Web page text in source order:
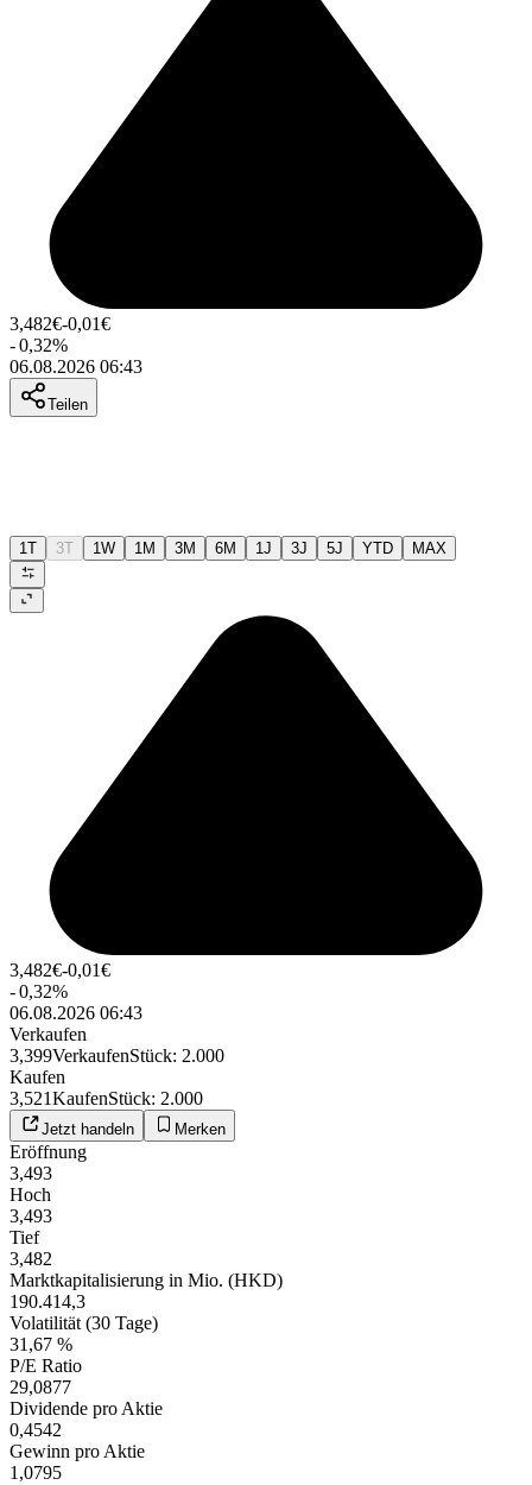
3,482€-0,01€
-0,32%
06.08.2026 06:43
Teilen
1T 3T 1W 1M 3M 6M 1J 3J 5J YTD MAX
3,482€-0,01€
-0,32%
06.08.2026 06:43
Verkaufen
3,399VerkaufenStück: 2.000
Kaufen
3,521KaufenStück: 2.000
Jetzt handeln Merken
Eröffnung
3,493
Hoch
3,493
Tief
3,482
Marktkapitalisierung in Mio. (HKD)
190.414,3
Volatilität (30 Tage)
31,67 %
P/E Ratio
29,0877
Dividende pro Aktie
0,4542
Gewinn pro Aktie
1,0795